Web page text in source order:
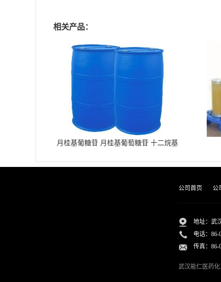
相关产品：
月桂基葡糖苷 月桂基葡萄糖苷 十二烷基
公司首页 公
地址：武
电话： 86-
传真：86-
武汉能仁医药